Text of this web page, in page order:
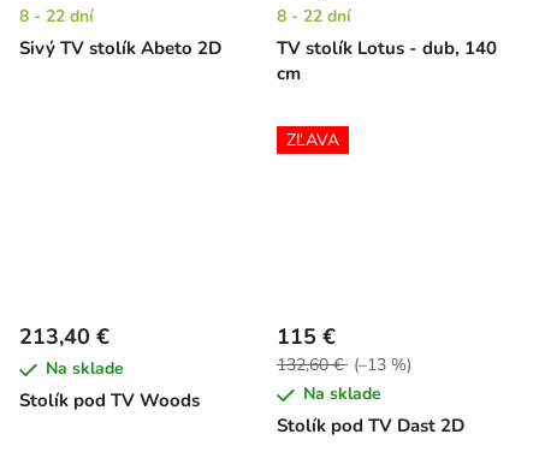
Sivý TV stolík Abeto 2D
8 - 22 dní
TV stolík Lotus - dub, 140
cm
8 - 22 dní
Stolík pod TV Woods
213,40 €
Na sklade
ZĽAVA
Stolík pod TV Dast 2D
115 €
132,60 € (–13 %)
Na sklade